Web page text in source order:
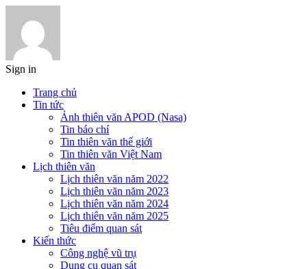
Sign in
Trang chủ
Tin tức
Ảnh thiên văn APOD (Nasa)
Tin báo chí
Tin thiên văn thế giới
Tin thiên văn Việt Nam
Lịch thiên văn
Lịch thiên văn năm 2022
Lịch thiên văn năm 2023
Lịch thiên văn năm 2024
Lịch thiên văn năm 2025
Tiêu điểm quan sát
Kiến thức
Công nghệ vũ trụ
Dụng cụ quan sát